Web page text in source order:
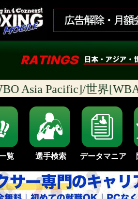
Asia Pacific]/世界[WBA
覧 選手検索 データマニア